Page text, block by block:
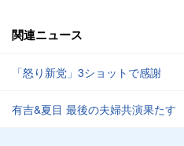
関連ニュース
「怒り新党」3ショットで感謝
有吉&夏目 最後の夫婦共演果たす